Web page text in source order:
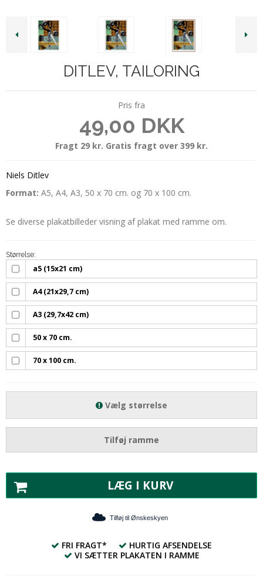
DITLEV, TAILORING
Pris fra
49,00 DKK
Fragt 29 kr. Gratis fragt over 399 kr.
Niels Ditlev
Format: A5, A4, A3, 50 x 70 cm. og 70 x 100 cm.
Se diverse plakatbilleder visning af plakat med ramme om.
Størrelse:
a5 (15x21 cm)
A4 (21x29,7 cm)
A3 (29,7x42 cm)
50 x 70 cm.
70 x 100 cm.
Vælg størrelse
Tilføj ramme
LÆG I KURV
Tilføj til Ønskeskyen
FRI FRAGT*
HURTIG AFSENDELSE
VI SÆTTER PLAKATEN I RAMME